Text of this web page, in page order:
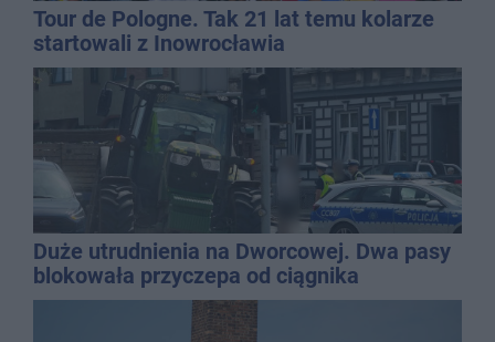
Tour de Pologne. Tak 21 lat temu kolarze
startowali z Inowrocławia
Duże utrudnienia na Dworcowej. Dwa pasy
blokowała przyczepa od ciągnika